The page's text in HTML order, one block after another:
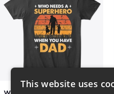
This website uses